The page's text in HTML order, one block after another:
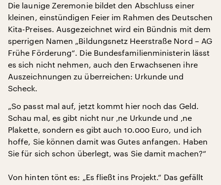
Die launige Zeremonie bildet den Abschluss einer
kleinen, einstündigen Feier im Rahmen des Deutschen
Kita-Preises. Ausgezeichnet wird ein Bündnis mit dem
sperrigen Namen „Bildungsnetz Heerstraße Nord – AG
Frühe Förderung“. Die Bundesfamilienministerin lässt
es sich nicht nehmen, auch den Erwachsenen ihre
Auszeichnungen zu überreichen: Urkunde und
Scheck.
„So passt mal auf, jetzt kommt hier noch das Geld.
Schau mal, es gibt nicht nur ‚ne Urkunde und ‚ne
Plakette, sondern es gibt auch 10.000 Euro, und ich
hoffe, Sie können damit was Gutes anfangen. Haben
Sie für sich schon überlegt, was Sie damit machen?“
Von hinten tönt es: „Es fließt ins Projekt.“ Das gefällt